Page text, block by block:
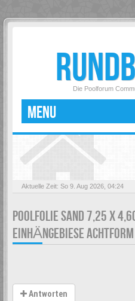
Die Poolforum
MENU
Aktuelle Zeit: So 9. Aug 2026, 04:24
POOLFOLIE SAND 7,25 X
EINHÄNGEBIESE ACHTFORM
Antworten